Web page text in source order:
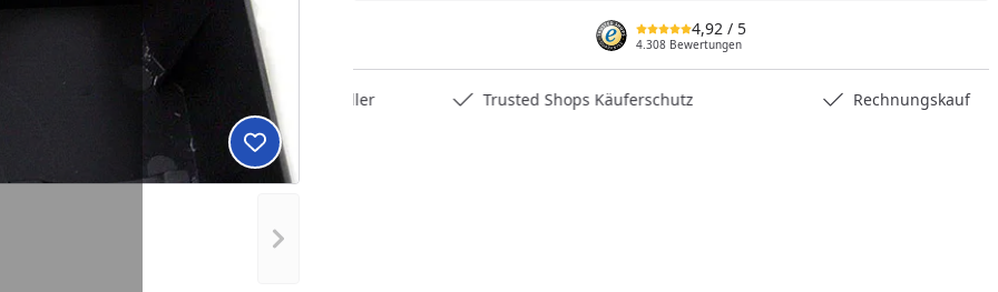
Nächstes Bild anzeigen
Produkt zur Wunschliste hinzufügen
4,92 / 5
4.308 Bewertungen
Deutschlands bester Händler Trusted Shops Käuferschutz Rechnungskauf